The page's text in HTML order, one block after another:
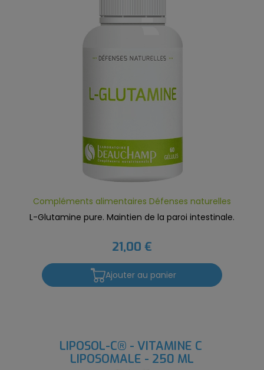
Compléments alimentaires Défenses naturelles
L-Glutamine pure. Maintien de la paroi intestinale.
21,00 €
Ajouter au panier
LIPOSOL-C® - VITAMINE C
LIPOSOMALE - 250 ML